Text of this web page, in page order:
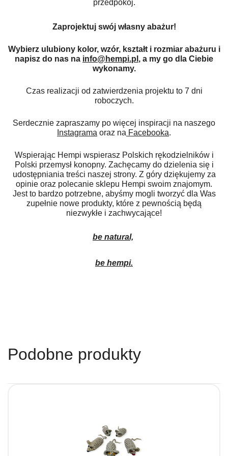
przedpokój.
Zaprojektuj swój własny abażur!
Wybierz ulubiony kolor, wzór, kształt i rozmiar abażuru i
napisz do nas na info@hempi.pl , a my go dla Ciebie
wykonamy.
Czas realizacji od zatwierdzenia projektu to 7 dni
roboczych.
Serdecznie zapraszamy po więcej inspiracji na naszego
Instagrama oraz na Facebooka.
Wspierając Hempi wspierasz Polskich rękodzielników i
Polski przemysł konopny. Zachęcamy do dzielenia się i
udostępniania treści naszej strony. Z góry dziękujemy za
opinie oraz polecanie sklepu Hempi swoim znajomym.
Jest to bardzo potrzebne, abyśmy mogli tworzyć dla Was
zupełnie nowe produkty, które z pewnością będą
niezwykłe i zachwycające!
be natural,
be hempi.
Podobne produkty